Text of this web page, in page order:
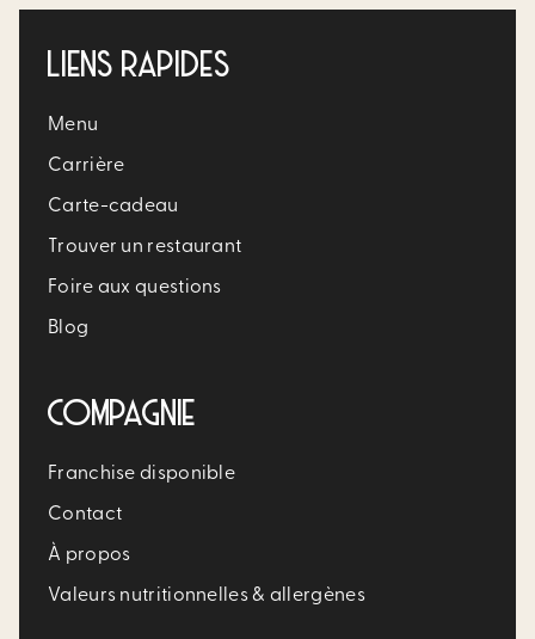
LIENS RAPIDES
Menu
Carrière​
Carte-cadeau
Trouver un restaurant​
Foire aux questions
Blog
COMPAGNIE
Franchise disponible
Contact
À propos
Valeurs nutritionnelles & allergènes